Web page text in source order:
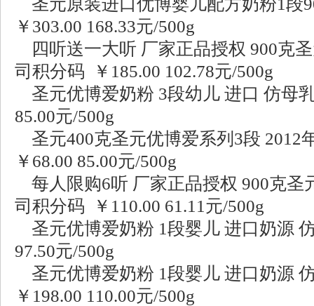
圣元原装进口优博婴儿配方奶粉1段
￥303.00 168.33元/500g
四听送一大听 厂家正品授权 900克
司积分码 ￥185.00 102.78元/500g
圣元优博爱奶粉 3段幼儿 进口 仿母
85.00元/500g
圣元400克圣元优博爱系列3段 2012
￥68.00 85.00元/500g
每人限购6听 厂家正品授权 900克圣
司积分码 ￥110.00 61.11元/500g
圣元优博爱奶粉 1段婴儿 进口奶源
97.50元/500g
圣元优博爱奶粉 1段婴儿 进口奶源
￥198.00 110.00元/500g